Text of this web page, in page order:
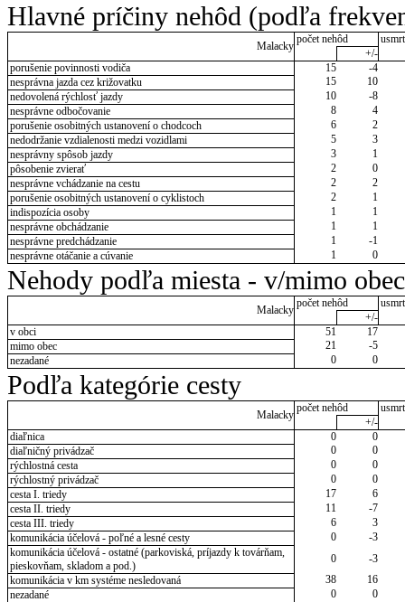
Hlavné príčiny nehôd (podľa
Malacky
počet nehôd
+/-
porušenie povinnosti vodiča
15
-4
nesprávna jazda cez križovatku
15
10
nedovolená rýchlosť jazdy
10
-8
nesprávne odbočovanie
8
4
porušenie osobitných ustanovení o chodcoch
6
2
nedodržanie vzdialenosti medzi vozidlami
5
3
nesprávny spôsob jazdy
3
1
pôsobenie zvierať
2
0
nesprávne vchádzanie na cestu
2
2
porušenie osobitných ustanovení o cyklistoch
2
1
indispozícia osoby
1
1
nesprávne obchádzanie
1
1
nesprávne predchádzanie
1
-1
nesprávne otáčanie a cúvanie
1 0
Nehody podľa miesta - v/mimo obec
Malacky
počet nehôd
+/-
v obci
51
17
mimo obec
21
-5
nezadané
0 0
Podľa kategórie cesty
Malacky
počet nehôd
+/-
diaľnica
0
0
diaľničný privádzač
0
0
rýchlostná cesta
0
0
rýchlostný privádzač
0
0
cesta I. triedy
17
6
cesta II. triedy
11
-7
cesta III. triedy
6
3
komunikácia účelová - poľné a lesné cesty
0
-3
komunikácia účelová - ostatné (parkoviská, príjazdy k továrňam,
pieskovňam, skladom a pod.)
0
-3
komunikácia v km systéme nesledovaná
38
16
nezadané
0 0